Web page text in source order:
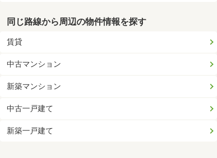
同じ路線から周辺の物件情報を探す
賃貸
中古マンション
新築マンション
中古一戸建て
新築一戸建て